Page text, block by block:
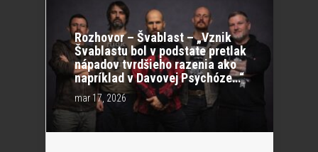
Rozhovor – Švablast – „Vznik
Švablastu bol v podstate pretlak
nápadov tvrdšieho razenia ako
napríklad v Davovej Psychóze…“
mar 17, 2026